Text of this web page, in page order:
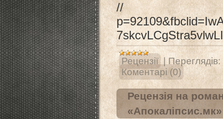
// http://
Рецензії
Переглядів:
Коментарі (0)
Рецензія на
«Апокаліпсис.мк»